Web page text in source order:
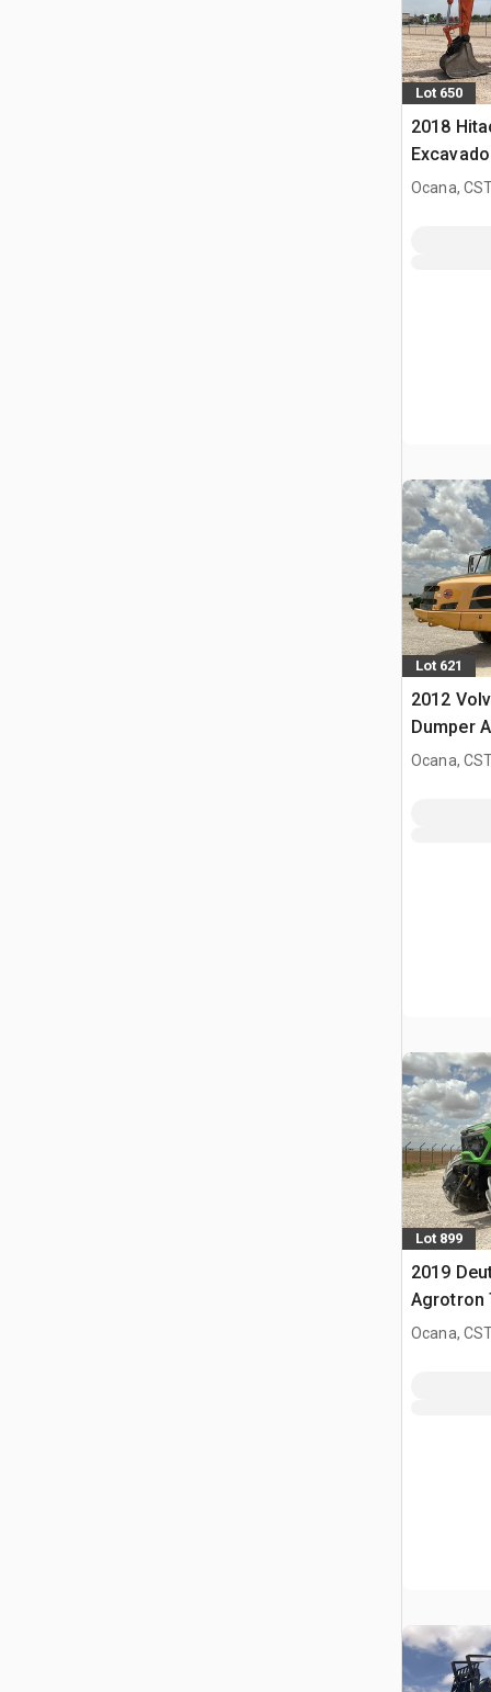
Lot 650
2018
Ocana,
Lot 621
2012
Dumper
Ocana,
Lot 899
2019
Agrotron
Agrícola
Ocana,